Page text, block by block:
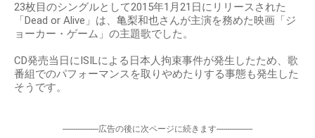
23枚目のシングルとして2015年1月21日にリリースされた
「Dead or Alive」は、亀梨和也さんが主演を務めた映画「ジ
ョーカー・ゲーム」の主題歌でした。
CD発売当日にISILによる日本人拘束事件が発生したため、歌
番組でのパフォーマンスを取りやめたりする事態も発生した
そうです。
-----------------広告の後に次ページに続きます-----------------